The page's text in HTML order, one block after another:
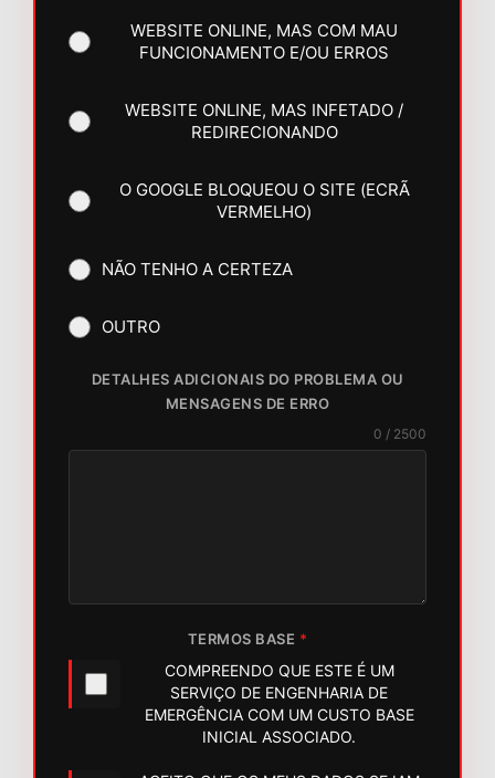
WEBSITE ONLINE, MAS COM MAU
FUNCIONAMENTO E/OU ERROS
WEBSITE ONLINE, MAS INFETADO /
REDIRECIONANDO
O GOOGLE BLOQUEOU O SITE (ECRÃ
VERMELHO)
NÃO TENHO A CERTEZA
OUTRO
DETALHES ADICIONAIS DO PROBLEMA OU
MENSAGENS DE ERRO
0 / 2500
TERMOS BASE *
COMPREENDO QUE ESTE É UM
SERVIÇO DE ENGENHARIA DE
EMERGÊNCIA COM UM CUSTO BASE
INICIAL ASSOCIADO.